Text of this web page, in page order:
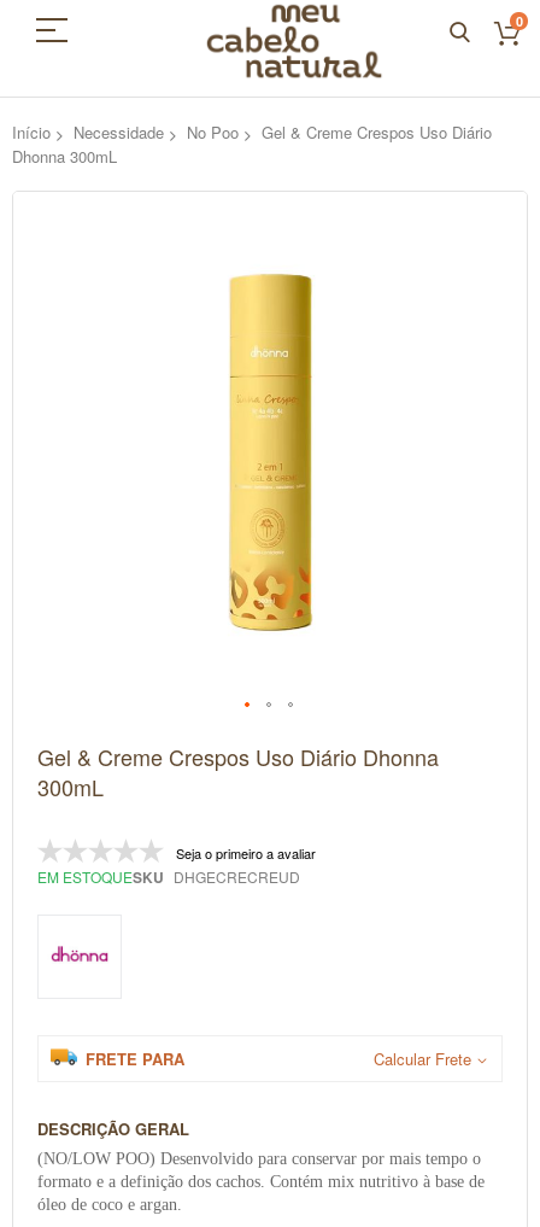
0
Início Necessidade No Poo
Gel & Creme Crespos Uso Diário
Dhonna 300mL
para
início
Galeria
de
imagens
Gel & Creme Crespos Uso Diário Dhonna
300mL
Seja o primeiro a avaliar
EM ESTOQUESKU DHGECRECREUD
FRETE PARA Calcular Frete
DESCRIÇÃO GERAL
(NO/LOW POO) Desenvolvido para conservar por mais tempo o
formato e a definição dos cachos. Contém mix nutritivo à base de
óleo de coco e argan.